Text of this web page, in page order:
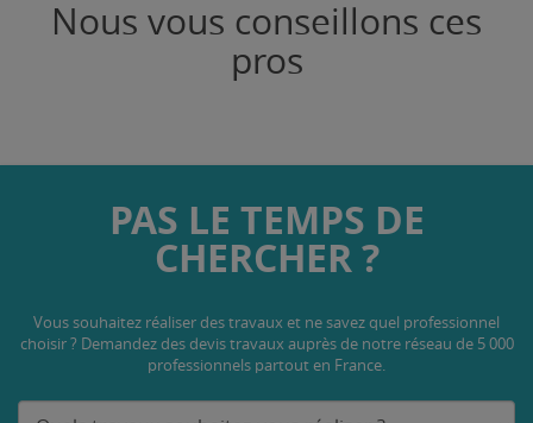
Nous vous conseillons ces
pros
PAS LE TEMPS DE
CHERCHER ?
Vous souhaitez réaliser des travaux et ne savez quel professionnel
choisir ? Demandez des devis travaux auprès de notre réseau de 5 000
professionnels partout en France.